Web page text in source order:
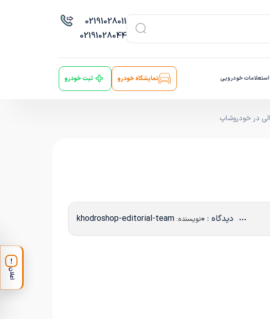
02191028011
02191028044
استعلامات خودرویی نمایشگاه خودرو ثبت خودرو
دیدگاه : 0 نویسنده: khodroshop-editorial-team
!
اعلان